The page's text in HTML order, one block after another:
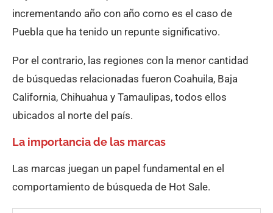
incrementando año con año como es el caso de
Puebla que ha tenido un repunte significativo.
Por el contrario, las regiones con la menor cantidad
de búsquedas relacionadas fueron Coahuila, Baja
California, Chihuahua y Tamaulipas, todos ellos
ubicados al norte del país.
La importancia de las marcas
Las marcas juegan un papel fundamental en el
comportamiento de búsqueda de Hot Sale.